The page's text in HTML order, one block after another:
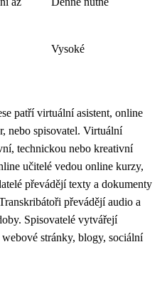
Vysoké
patří virtuální asistent, online
nebo spisovatel. Virtuální
technickou nebo kreativní
učitelé vedou online kurzy,
převádějí texty a dokumenty
převádějí audio a
Spisovatelé vytvářejí
stránky, blogy, sociální